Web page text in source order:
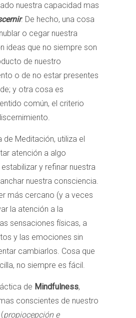
nuestra capacidad mas
. De hecho, una cosa
o cegar nuestra
ideas que no siempre son
de nuestro
o de no estar presentes
y otra cosa es
común, el criterio
Meditación, utiliza el
atención a algo
y refinar nuestra
nuestra consciencia.
más cercano (y a veces
la atención a la
sensaciones físicas, a
y las emociones sin
cambiarlos. Cosa que
no siempre es fácil.
de Mindfulness,
conscientes de nuestro
propiocepción e